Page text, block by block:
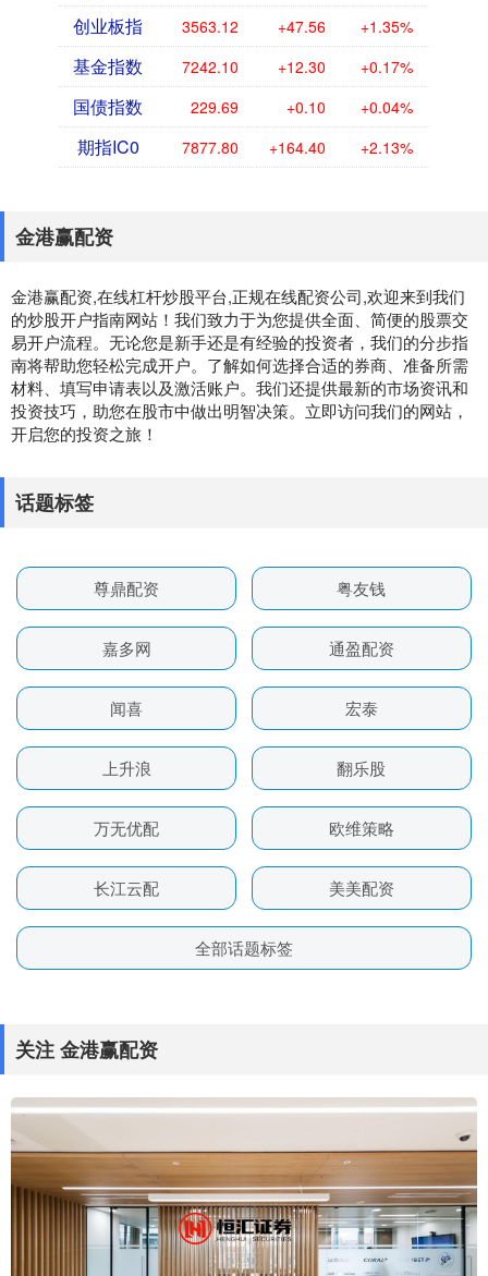
创业板指 3563.12 +47.56 +1.35%
基金指数 7242.10 +12.30 +0.17%
国债指数 229.69 +0.10 +0.04%
期指IC0 7877.80 +164.40 +2.13%
金港赢配资
金港赢配资,在线杠杆炒股平台,正规在线配资公司,欢迎来到我们
的炒股开户指南网站！我们致力于为您提供全面、简便的股票交
易开户流程。无论您是新手还是有经验的投资者，我们的分步指
南将帮助您轻松完成开户。了解如何选择合适的券商、准备所需
材料、填写申请表以及激活账户。我们还提供最新的市场资讯和
投资技巧，助您在股市中做出明智决策。立即访问我们的网站，
开启您的投资之旅！
话题标签
尊鼎配资 粤友钱
嘉多网 通盈配资
闻喜 宏泰
上升浪 翻乐股
万无优配 欧维策略
长江云配 美美配资
全部话题标签
关注 金港赢配资